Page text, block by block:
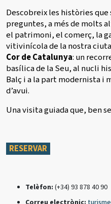
Descobreix les històries que
preguntes, a més de molts
el patrimoni, el comerç, la
vitivinícola de la nostra
Cor de Catalunya: un
basílica de la Seu, al nucli
Balç i a la part modernista i
d’avui.
Una visita guiada que, ben
RESERVAR
Telèfon: (+34) 93 878 40 90